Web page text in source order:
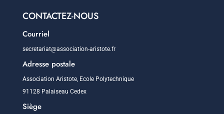
CONTACTEZ-NOUS
Courriel
secretariat@association-aristote.fr
Adresse postale
Association Aristote, Ecole Polytechnique
91128 Palaiseau Cedex
Siège